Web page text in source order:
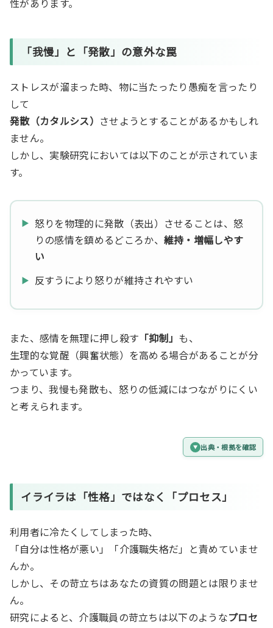
性があります。
「我慢」と「発散」の意外な罠
ストレスが溜まった時、物に当たったり愚痴を言ったり
して
発散（カタルシス） させようとすることがあるかもしれ
ません。
しかし、実験研究においては以下のことが示されていま
す。
怒りを物理的に発散（表出）させることは、怒
りの感情を鎮めるどころか、 維持・増幅しやす
い
反すうにより怒りが維持されやすい
また、感情を無理に押し殺す 「抑制」 も、
生理的な覚醒（興奮状態）を高める場合があることが分
かっています。
つまり、我慢も発散も、怒りの低減にはつながりにくい
と考えられます。
出典・根拠を確認
イライラは「性格」ではなく「プロセス」
利用者に冷たくしてしまった時、
「自分は性格が悪い」「介護職失格だ」と責めていませ
んか。
しかし、その苛立ちはあなたの資質の問題とは限りませ
ん。
研究によると、介護職員の苛立ちは以下のようなプロセ